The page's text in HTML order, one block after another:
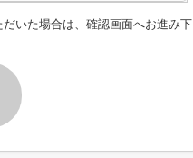
いた場合は、確認画面へお進み下